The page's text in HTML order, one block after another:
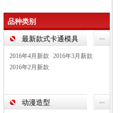
品种类别
最新款式卡通模具
2016年4月新款
2016年3月新款
2016年2月新款
动漫造型